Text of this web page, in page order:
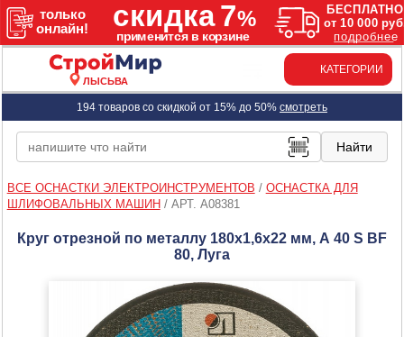
ЛЫСЬВА
КАТЕГОРИИ
194 товаров со скидкой от 15% до 50% смотреть
ВСЕ ОСНАСТКИ ЭЛЕКТРОИНСТРУМЕНТОВ / ОСНАСТКА ДЛЯ
ШЛИФОВАЛЬНЫХ МАШИН / АРТ. A08381
Круг отрезной по металлу 180х1,6х22 мм, А 40 S BF
80, Луга